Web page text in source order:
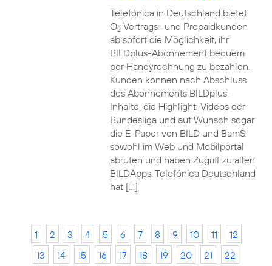
Telefónica in Deutschland bietet
O2Vertrags- und Prepaidkunden
ab sofort die Möglichkeit, ihr
BILDplus-Abonnement bequem
per Handyrechnung zu bezahlen.
Kunden können nach Abschluss
des Abonnements BILDplus-
Inhalte, die Highlight-Videos der
Bundesliga und auf Wunsch sogar
die E-Paper von BILD und BamS
sowohl im Web und Mobilportal
abrufen und haben Zugriff zu allen
BILDApps. Telefónica Deutschland
hat […]
1 2 3 4 5 6 7 8 9 10 11
12
13
14 15 16 17 18 19 20 21
22